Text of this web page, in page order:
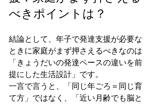
べきポイントは？
結論として、年子で発達支援が必要な
ときに家庭がまず押さえるべきなのは
「きょうだいの発達ペースの違いを前
提にした生活設計」です。
一言で言うと、「同じ年ごろ＝同じ育
て方」ではなく、「近い月齢でも脳と